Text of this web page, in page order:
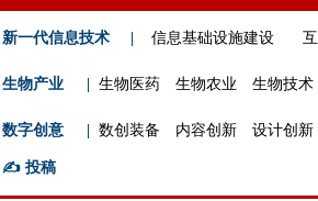
新一代信息技术 信息基础设施建设
生物产业 生物医药 生物农业 生物技术
数字创意 数创装备 内容创新 设计创新
✍️ 投稿